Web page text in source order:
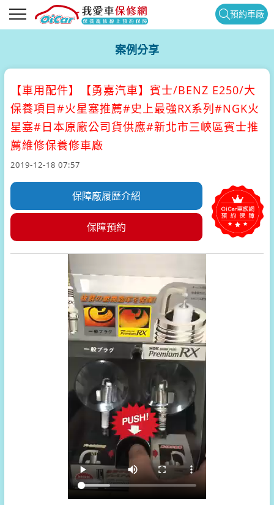
預約車廠
案例分享
【車用配件】
【勇嘉汽車】賓士/BENZ E250/大
保養項目#火星塞推薦#史上最強RX系列#NGK火
星塞#日本原廠公司貨供應#新北市三峽區賓士推
薦維修保養修車廠
2019-12-18 07:57
保障廠履歷介紹
保障預約